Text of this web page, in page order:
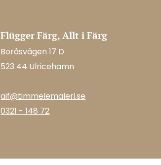
Flügger Färg, Allt i Färg
Boråsvägen 17 D
523 44 Ulricehamn
aif@timmelemaleri.se
0321 - 148 72